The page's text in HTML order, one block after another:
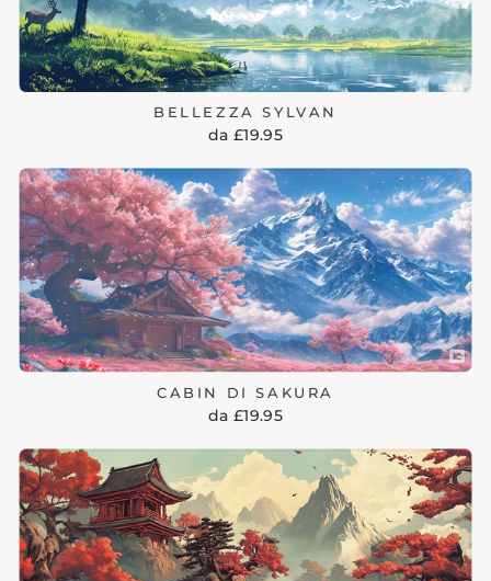
BELLEZZA SYLVAN
da £19.95
CABIN DI SAKURA
da £19.95